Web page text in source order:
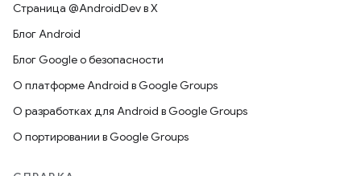
Страница @AndroidDev в X
Блог Android
Блог Google о безопасности
О платформе Android в Google Groups
О разработках для Android в Google Groups
О портировании в Google Groups